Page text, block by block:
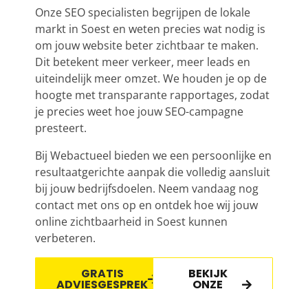
Onze SEO specialisten begrijpen de lokale
markt in Soest en weten precies wat nodig is
om jouw website beter zichtbaar te maken.
Dit betekent meer verkeer, meer leads en
uiteindelijk meer omzet. We houden je op de
hoogte met transparante rapportages, zodat
je precies weet hoe jouw SEO-campagne
presteert.
Bij Webactueel bieden we een persoonlijke en
resultaatgerichte aanpak die volledig aansluit
bij jouw bedrijfsdoelen. Neem vandaag nog
contact met ons op en ontdek hoe wij jouw
online zichtbaarheid in Soest kunnen
verbeteren.
GRATIS
ADVIESGESPREK
BEKIJK
ONZE